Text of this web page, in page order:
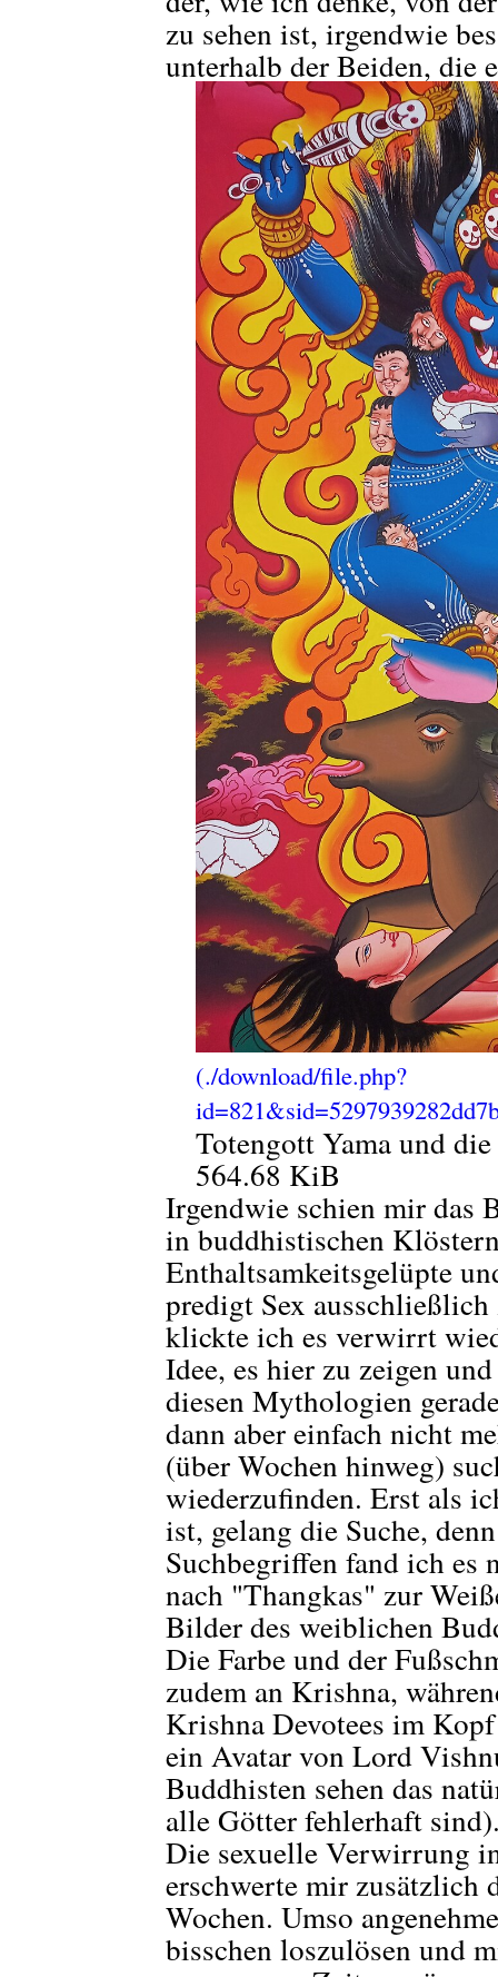
zu sehen ist, irgendwie
unterhalb der Beiden, die
Totengott Yama und
564.68 KiB
Irgendwie schien mir das
in buddhistischen
Enthaltsamkeitsgelüpte
predigt Sex
klickte ich es verwirrt
Idee, es hier zu zeigen
diesen Mythologien
dann aber einfach nicht
(über Wochen hinweg)
wiederzufinden. Erst als
ist, gelang die Suche,
Suchbegriffen fand ich es
nach "Thangkas" zur
Bilder des weiblichen
Die Farbe und der
zudem an Krishna,
Krishna Devotees im
ein Avatar von Lord
Buddhisten sehen das
alle Götter fehlerhaft
Die sexuelle Verwirrung
erschwerte mir zusätzlich
Wochen. Umso
bisschen loszulösen und